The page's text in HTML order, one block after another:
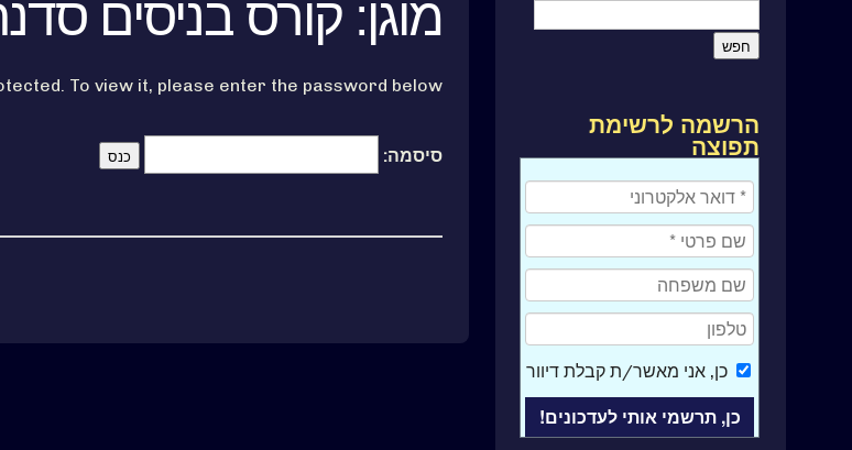
מוגן: קורס בניסים
To view it, please enter the password below.
סיסמה:
הרשמה לרשימת
תפוצה
כן, אני מאשר/ת קבלת דיוור